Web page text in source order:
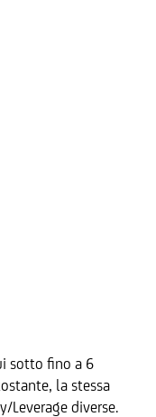
sotto fino a 6
la stessa
diverse.